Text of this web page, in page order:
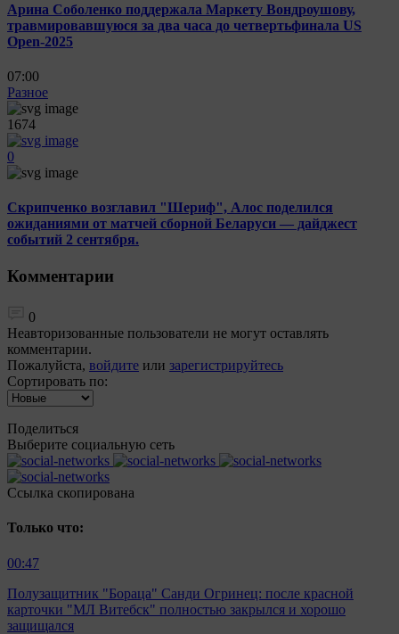
Арина Соболенко поддержала Маркету Вондроушову,
травмировавшуюся за два часа до четвертьфинала US
Open-2025
07:00
Разное
1674
0
Скрипченко возглавил "Шериф", Алос поделился
ожиданиями от матчей сборной Беларуси — дайджест
событий 2 сентября.
Комментарии
0
Неавторизованные пользователи не могут оставлять
комментарии.
Пожалуйста, войдите или зарегистрируйтесь
Сортировать по:
Поделиться
Выберите социальную сеть
Ccылка скопирована
Только что:
00:47
Полузащитник "Бораца" Санди Огринец: после красной
карточки "МЛ Витебск" полностью закрылся и хорошо
защищался